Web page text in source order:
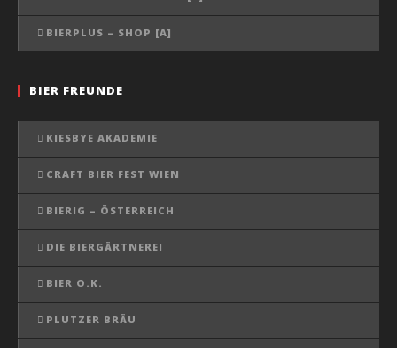
BIERPLUS – SHOP [A]
BIER FREUNDE
KIESBYE AKADEMIE
CRAFT BIER FEST WIEN
BIERIG – ÖSTERREICH
DIE BIERGÄRTNEREI
BIER O.K.
PLUTZER BRÄU